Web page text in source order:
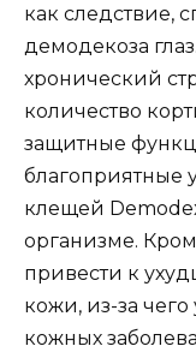
как следствие,
демодекоза
хронический
количество
защитные
благоприятные
клещей
организме.
привести к
кожи, из-за чего
кожных